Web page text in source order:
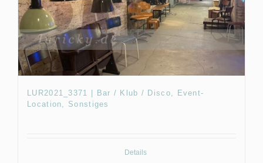
LUR2021_3371 | Bar / Klub / Disco, Event-
Location, Sonstiges
Details